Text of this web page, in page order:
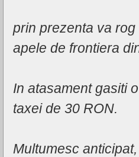
prin prezenta va
apele de frontiera
In atasament gasiti
taxei de 30 RON.
Multumesc